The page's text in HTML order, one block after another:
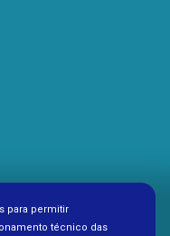
para permitir
técnico das